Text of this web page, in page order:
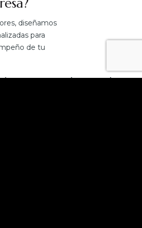
diseñamos
para
de tu
en tu mejor ventaja